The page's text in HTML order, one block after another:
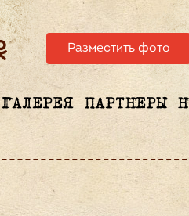
Разместить фото
ГАЛЕРЕЯ ПАРТНЕРЫ